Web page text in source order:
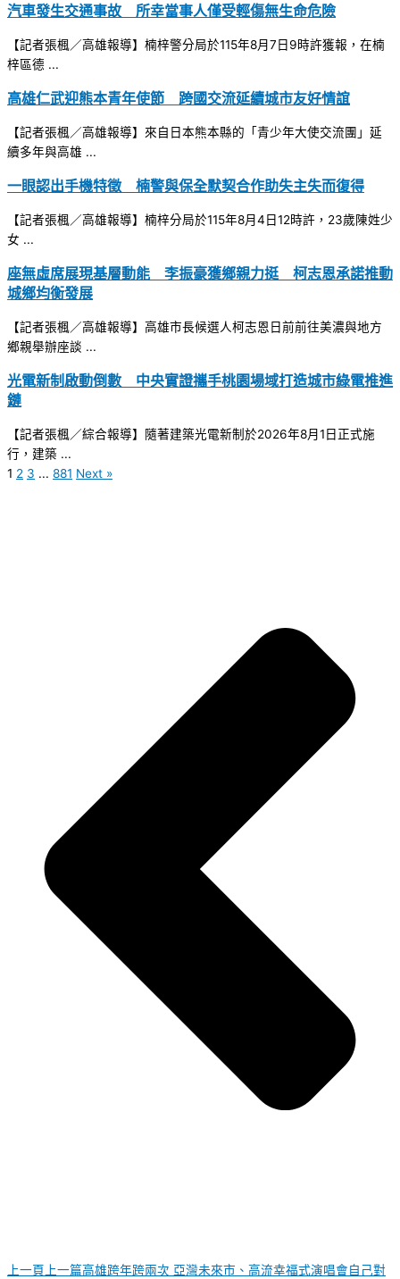
汽車發生交通事故 所幸當事人僅受輕傷無生命危險
【記者張楓／高雄報導】楠梓警分局於115年8月7日9時許獲報，在楠
梓區德 ...
高雄仁武迎熊本青年使節 跨國交流延續城市友好情誼
【記者張楓／高雄報導】來自日本熊本縣的「青少年大使交流團」延
續多年與高雄 ...
一眼認出手機特徵 楠警與保全默契合作助失主失而復得
【記者張楓／高雄報導】楠梓分局於115年8月4日12時許，23歲陳姓少
女 ...
座無虛席展現基層動能 李振豪獲鄉親力挺 柯志恩承諾推動
城鄉均衡發展
【記者張楓／高雄報導】高雄市長候選人柯志恩日前前往美濃與地方
鄉親舉辦座談 ...
光電新制啟動倒數 中央實證攜手桃園場域打造城市綠電推進
鏈
【記者張楓／綜合報導】隨著建築光電新制於2026年8月1日正式施
行，建築 ...
1 2 3 ... 881 Next »
上一頁 上一篇高雄跨年跨兩次 亞灣未來市、高流幸福式演唱會自己對